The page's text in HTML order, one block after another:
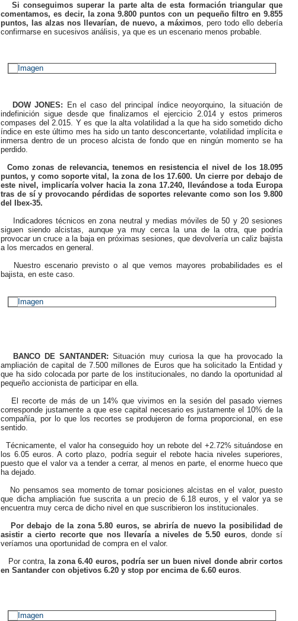
Si conseguimos superar la parte alta de esta formación triangular que
comentamos, es decir, la zona 9.800 puntos con un pequeño filtro en 9.855
puntos, las alzas nos llevarían, de nuevo, a máximos, pero todo ello debería
confirmarse en sucesivos análisis, ya que es un escenario menos probable.
DOW JONES:
En el caso del principal índice neoyorquino, la situación de
indefinición sigue desde que finalizamos el ejercicio 2.014 y estos primeros
compases del 2.015. Y es que la alta volatilidad a la que ha sido sometido dicho
índice en este último mes ha sido un tanto desconcertante, volatilidad implícita e
inmersa dentro de un proceso alcista de fondo que en ningún momento se ha
perdido.
Como zonas de relevancia, tenemos en resistencia el nivel de los 18.095
puntos, y como soporte vital, la zona de los 17.600. Un cierre por debajo de
este nivel, implicaría volver hacia la zona 17.240, llevándose a toda Europa
tras de sí y provocando pérdidas de soportes relevante como son los 9.800
del Ibex-35.
Indicadores técnicos en zona neutral y medias móviles de 50 y 20 sesiones
siguen siendo alcistas, aunque ya muy cerca la una de la otra, que podría
provocar un cruce a la baja en próximas sesiones, que devolvería un caliz bajista
a los mercados en general.
Nuestro escenario previsto o al que vemos mayores probabilidades es el
bajista, en este caso.
BANCO DE SANTANDER: Situación muy curiosa la que ha provocado la
ampliación de capital de 7.500 millones de Euros que ha solicitado la Entidad y
que ha sido colocada por parte de los institucionales, no dando la oportunidad al
pequeño accionista de participar en ella.
El recorte de más de un 14% que vivimos en la sesión del pasado viernes
corresponde justamente a que ese capital necesario es justamente el 10% de la
compañía, por lo que los recortes se produjeron de forma proporcional, en ese
sentido.
Técnicamente, el valor ha conseguido hoy un rebote del +2.72% situándose en
los 6.05 euros. A corto plazo, podría seguir el rebote hacia niveles superiores,
puesto que el valor va a tender a cerrar, al menos en parte, el enorme hueco que
ha dejado.
No pensamos sea momento de tomar posiciones alcistas en el valor, puesto
que dicha ampliación fue suscrita a un precio de 6.18 euros, y el valor ya se
encuentra muy cerca de dicho nivel en que suscribieron los institucionales.
Por debajo de la zona 5.80 euros, se abriría de nuevo la posibilidad de
asistir a cierto recorte que nos llevaría a niveles de 5.50 euros, donde sí
veríamos una oportunidad de compra en el valor.
Por contra, la zona 6.40 euros, podría ser un buen nivel donde abrir cortos
en Santander con objetivos 6.20 y stop por encima de 6.60 euros.